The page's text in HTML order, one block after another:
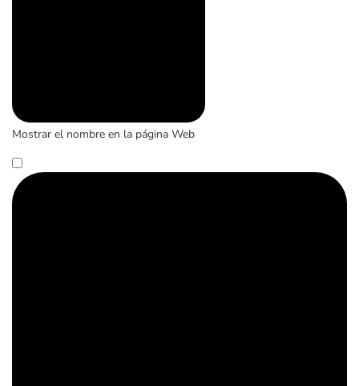
Mostrar el nombre en la página Web